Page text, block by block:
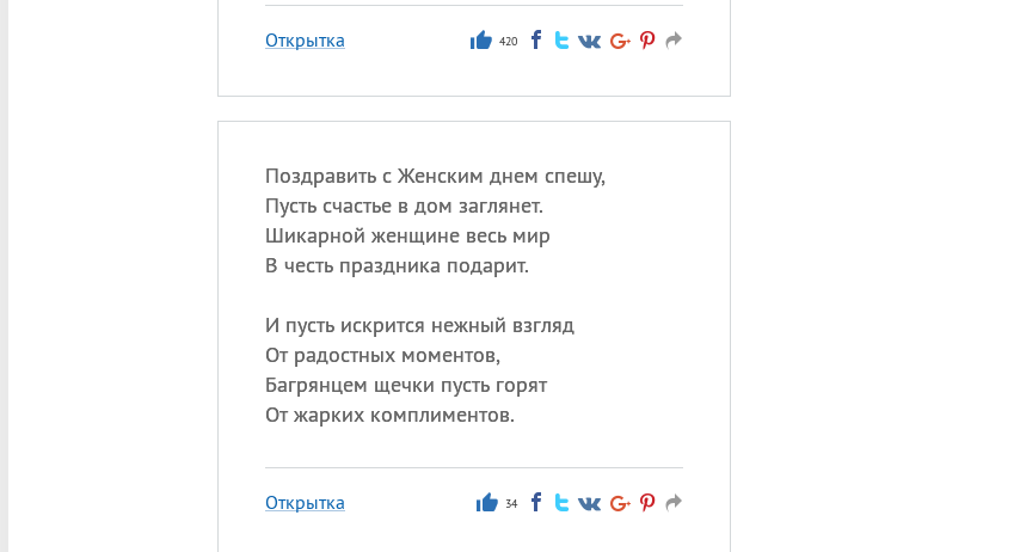
Открытка 420
Поздравить с Женским днем спешу,
Пусть счастье в дом заглянет.
Шикарной женщине весь мир
В честь праздника подарит.
И пусть искрится нежный взгляд
От радостных моментов,
Багрянцем щечки пусть горят
От жарких комплиментов.
Открытка 34